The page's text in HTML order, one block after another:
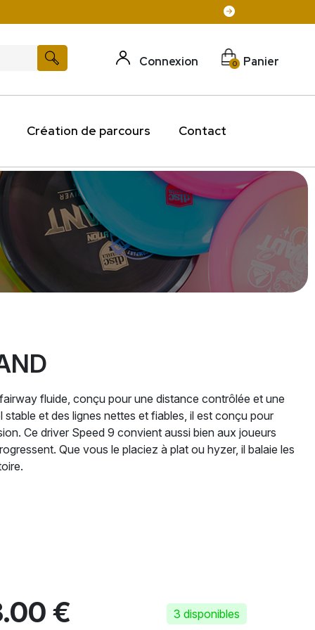
Connexion 0 Panier
Création de parcours Contact
fluide, conçu pour une distance contrôlée et une
et des lignes nettes et fiables, il est conçu pour
Ce driver Speed ​​9 convient aussi bien aux joueurs
Que vous le placiez à plat ou hyzer, il balaie les
€ 3 disponibles